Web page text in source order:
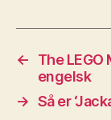
←
The LEGO
engelsk
→ Så er